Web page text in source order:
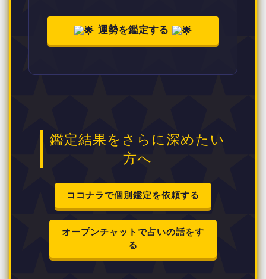
運勢を鑑定する
鑑定結果をさらに深めたい
方へ
ココナラで個別鑑定を依頼する
オープンチャットで占いの話をす
る